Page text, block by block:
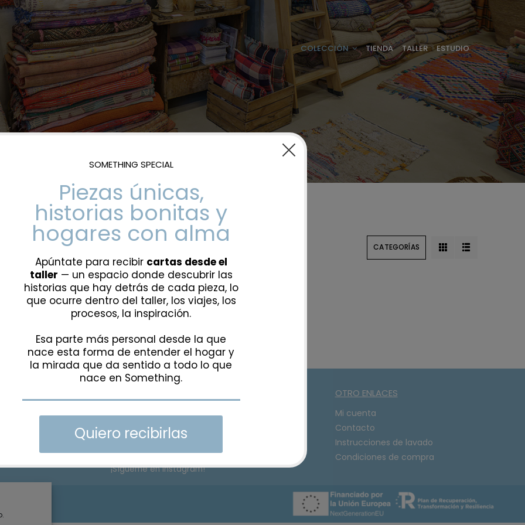
COLECCIÓN TIENDA TALLER ESTUDIO
CATEGORÍAS
hola@somethingspecial.es
DIRECCIÓN:C/Gudari 15, 48340
Amorebieta, Bizkaia
¡Sígueme en Instagram!
OTRO ENLACES
Mi cuenta
Contacto
Instrucciones de lavado
Condiciones de compra